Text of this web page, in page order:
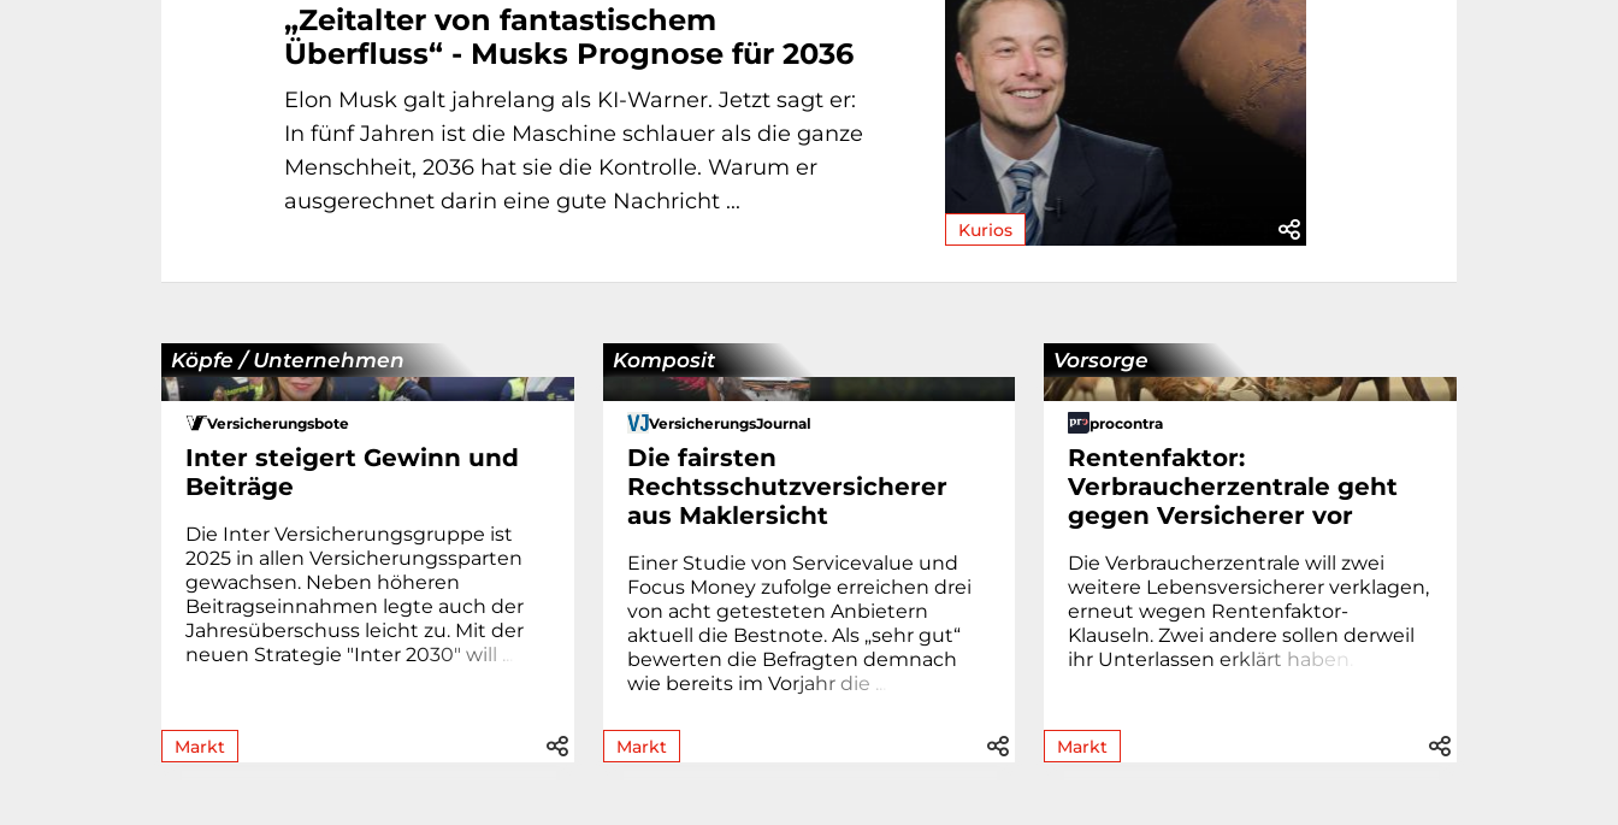
Kurios
„Zeitalter von fantastischem
Überfluss“ - Musks Prognose für 2036
Elon Musk galt jahrelang als KI-Warner. Jetzt sagt er:
In fünf Jahren ist die Maschine schlauer als die ganze
Menschheit, 2036 hat sie die Kontrolle. Warum er
ausgerechnet darin eine gute Nachricht ...
Köpfe / Unternehmen
Versicherungsbote
Inter steigert Gewinn und
Beiträge
Die Inter Versicherungsgruppe ist
2025 in allen Versicherungssparten
gewachsen. Neben höheren
Beitragseinnahmen legte auch der
Jahresüberschuss leicht zu. Mit der
neuen Strategie "Inter 2030" will ..
Markt
Komposit
VersicherungsJournal
Die fairsten
Rechtsschutzversicherer
aus Maklersicht
Einer Studie von Servicevalue und
Focus Money zufolge erreichen drei
von acht getesteten Anbietern
aktuell die Bestnote. Als „sehr gut“
bewerten die Befragten demnach
wie bereits im Vorjahr die ..
Markt
Vorsorge
procontra
Rentenfaktor:
Verbraucherzentrale geht
gegen Versicherer vor
Die Verbraucherzentrale will zwei
weitere Lebensversicherer verklagen,
erneut wegen Rentenfaktor-
Klauseln. Zwei andere sollen derweil
ihr Unterlassenerklärt haben
Markt